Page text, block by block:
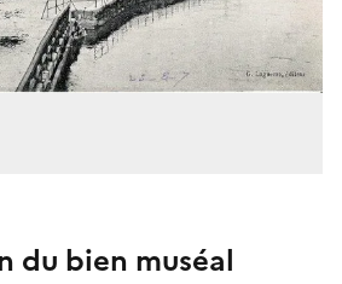
du bien muséal